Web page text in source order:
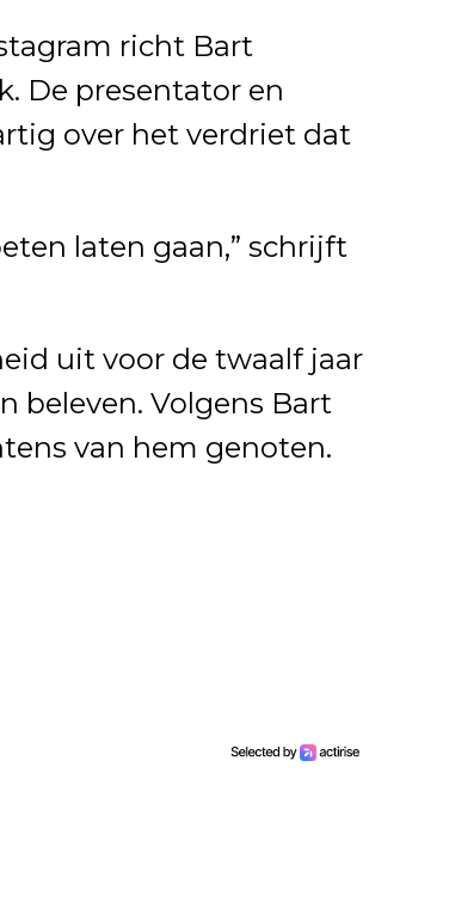
richt Bart
De presentator en
over het verdriet dat
laten gaan,” schrijft
uit voor de twaalf jaar
beleven. Volgens Bart
van hem genoten.